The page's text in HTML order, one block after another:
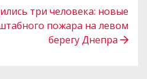
три человека: новые
пожара на левом
берегу Днепра